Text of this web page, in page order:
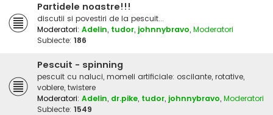
Partidele noastre!!!
discutii si povestiri de la pescuit...
Moderatori: Adelin, tudor, johnnybravo, Moderatori
Subiecte: 186
Pescuit - spinning
pescuit cu naluci, momeli artificiale: oscilante, rotative,
voblere, twistere
Moderatori: Adelin, dr.pike, tudor, johnnybravo, Moderatori
Subiecte: 1549